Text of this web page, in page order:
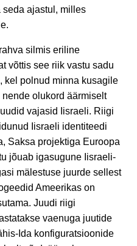
seda ajastul, milles
silmis eriline
võttis see riik vastu sadu
kel polnud minna kusagile
olukord äärmiselt
vajasid Iisraeli. Riigi
Iisraeli identiteedi
Saksa projektiga Euroopa
jõuab igasugune Iisraeli-
mälestuse juurde sellest
Ameerikas on
Juudi riigi
vaenuga juutide
Ida konfiguratsioonide